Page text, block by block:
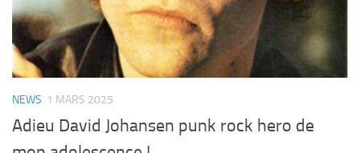
NEWS 1 MARS 2025
Adieu David Johansen punk rock hero de